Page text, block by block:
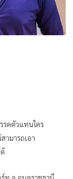
รคตัวแทนใคร
ามารถเอา